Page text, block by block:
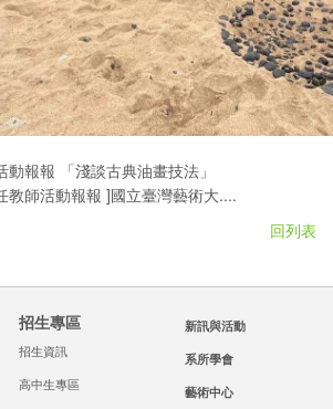
動報報 「淺談古典油畫技法」
教師活動報報 ]國立臺灣藝術大....
回列表
招生專區
招生資訊
高中生專區
新訊與活動
系所學會
藝術中心